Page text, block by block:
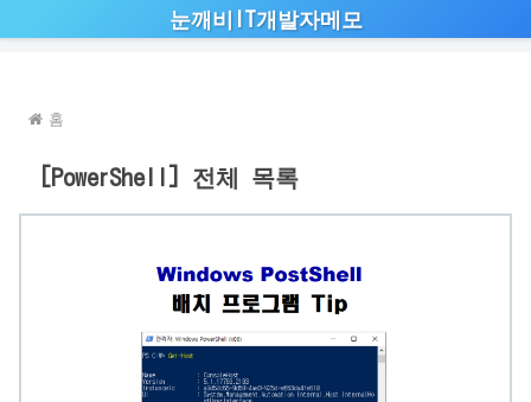
눈깨비IT개발자메모
홈
[PowerShell] 전체 목록